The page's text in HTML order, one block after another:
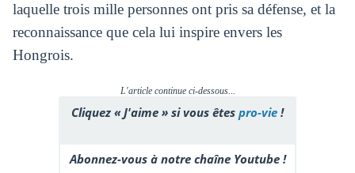
laquelle trois mille personnes ont pris sa défense, et la
reconnaissance que cela lui inspire envers les
Hongrois.
L'article continue ci-dessous...
Cliquez « J'aime » si vous êtes pro-vie !
Abonnez-vous à notre chaîne Youtube !